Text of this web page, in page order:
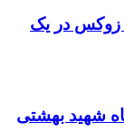
زوکس در یک
شهید بهشتی